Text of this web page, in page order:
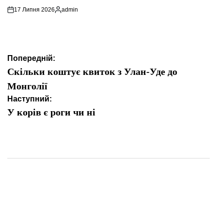
17 Липня 2026
Опубліковано
admin
Навігація
записів
Попередній:
Скільки коштує квиток з Улан-Уде до
Монголії
Наступний:
У корів є роги чи ні